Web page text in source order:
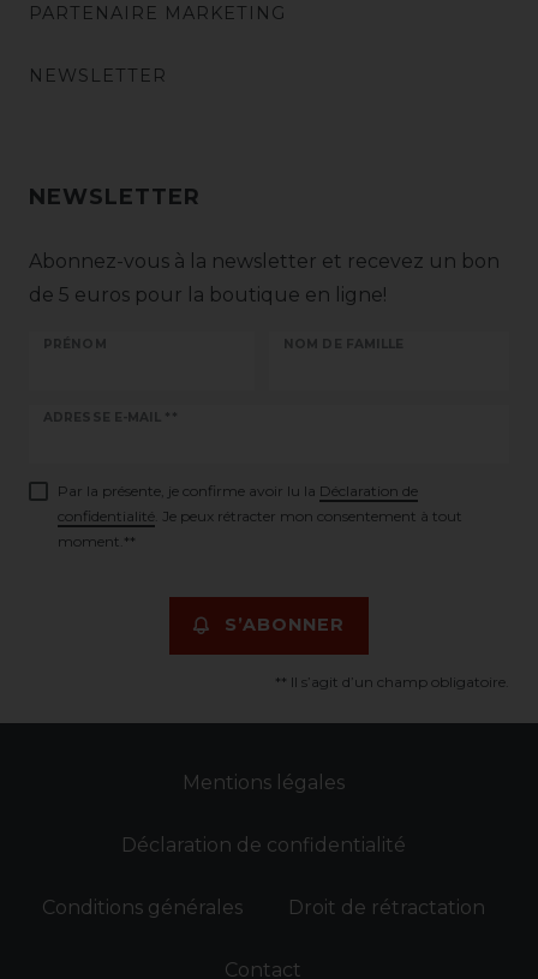
PARTENAIRE MARKETING
NEWSLETTER
NEWSLETTER
Abonnez-vous à la newsletter et recevez un bon
de 5 euros pour la boutique en ligne!
PRÉNOM NOM DE FAMILLE
ADRESSE E-MAIL **
Ceres::Template.newsletterHoneypotLabel
Par la présente, je confirme avoir lu la Déclaration de
confidentialité . Je peux rétracter mon consentement à tout
moment.**
S’ABONNER
** Il s’agit d’un champ obligatoire.
Mentions légales
Déclaration de confidentialité
Conditions générales Droit de rétractation
Contact